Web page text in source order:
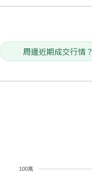
周邊近期成交行情？
100萬